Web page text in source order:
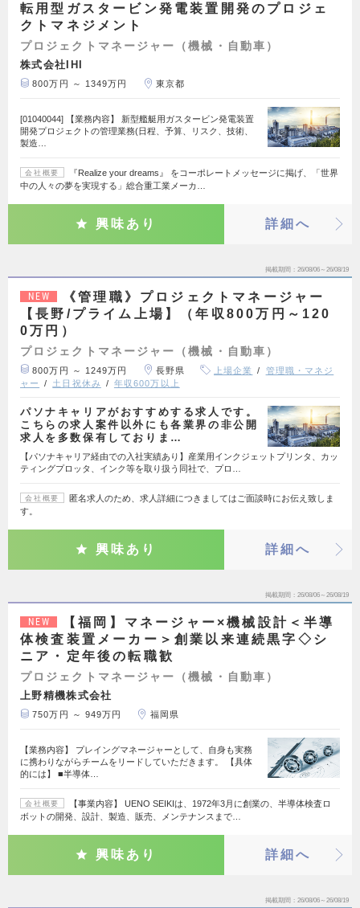
転用型ガスタービン発電装置開発のプロジェ
クトマネジメント
プロジェクトマネージャー（機械・自動車）
株式会社IHI
800万円 ～ 1349万円 東京都
[01040044] 【業務内容】 新型艦艇用ガスタービン発電装置
開発プロジェクトの管理業務(日程、予算、リスク、技術、
製造…
会社概要
『Realize your dreams』 をコーポレートメッセージに掲げ、「世界
中の人々の夢を実現する」総合重工業メーカ…
興味あり 詳細へ
掲載期間 26/08/06～26/08/19
NEW
《管理職》プロジェクトマネージャー
【長野/プライム上場】（年収800万円～120
0万円）
プロジェクトマネージャー（機械・自動車）
800万円 ～ 1249万円 長野県 上場企業
管理職・マネジ
ャー
土日祝休み 年収600万以上
パソナキャリアがおすすめする求人です。
こちらの求人案件以外にも各業界の非公開
求人を多数保有しておりま…
【パソナキャリア経由での入社実績あり】産業用インクジェットプリンタ、カッ
ティングプロッタ、インク等を取り扱う同社で、プロ…
会社概要
匿名求人のため、求人詳細につきましてはご面談時にお伝え致しま
す。
興味あり 詳細へ
掲載期間 26/08/06～26/08/19
NEW
【福岡】マネージャー×機械設計＜半導
体検査装置メーカー＞創業以来連続黒字◇シ
ニア・定年後の転職歓
プロジェクトマネージャー（機械・自動車）
上野精機株式会社
750万円 ～ 949万円 福岡県
【業務内容】 プレイングマネージャーとして、自身も実務
に携わりながらチームをリードしていただきます。 【具体
的には】 ■半導体…
会社概要
【事業内容】 UENO SEIKIは、1972年3月に創業の、半導体検査ロ
ボットの開発、設計、製造、販売、メンテナンスまで…
興味あり 詳細へ
掲載期間 26/08/06～26/08/19